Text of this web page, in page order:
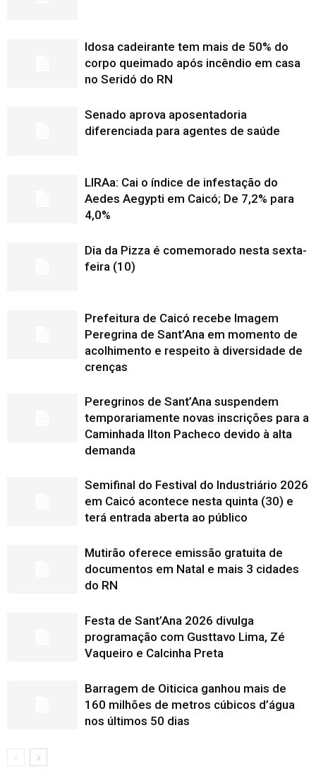
Idosa cadeirante tem mais de 50% do
corpo queimado após incêndio em casa
no Seridó do RN
Senado aprova aposentadoria
diferenciada para agentes de saúde
LIRAa: Cai o índice de infestação do
Aedes Aegypti em Caicó; De 7,2% para
4,0%
Dia da Pizza é comemorado nesta sexta-
feira (10)
Prefeitura de Caicó recebe Imagem
Peregrina de Sant’Ana em momento de
acolhimento e respeito à diversidade de
crenças
Peregrinos de Sant’Ana suspendem
temporariamente novas inscrições para a
Caminhada Ilton Pacheco devido à alta
demanda
Semifinal do Festival do Industriário 2026
em Caicó acontece nesta quinta (30) e
terá entrada aberta ao público
Mutirão oferece emissão gratuita de
documentos em Natal e mais 3 cidades
do RN
Festa de Sant’Ana 2026 divulga
programação com Gusttavo Lima, Zé
Vaqueiro e Calcinha Preta
Barragem de Oiticica ganhou mais de
160 milhões de metros cúbicos d’água
nos últimos 50 dias